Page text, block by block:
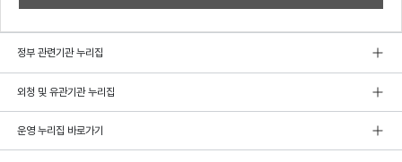
정부 관련기관 누리집
외청 및 유관기관 누리집
운영 누리집 바로가기